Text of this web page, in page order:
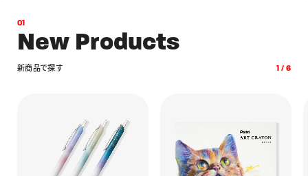
01
New Products
新商品で探す 1 /6
Products
修正ペンスリム
Products
Products
Products
Products
Products